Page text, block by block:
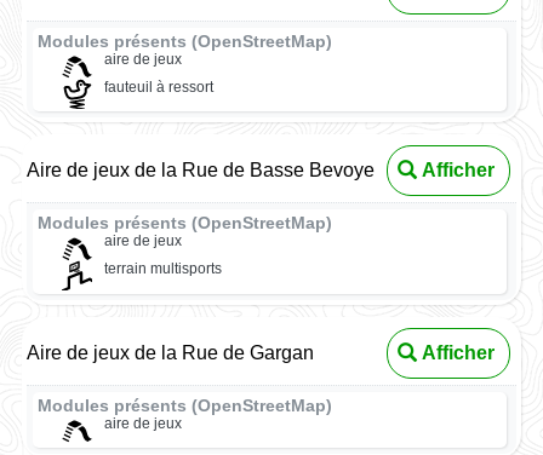
Modules présents (OpenStreetMap)
aire de jeux
fauteuil à ressort
Aire de jeux de la Rue de Basse Bevoye Afficher
Modules présents (OpenStreetMap)
aire de jeux
terrain multisports
Aire de jeux de la Rue de Gargan Afficher
Modules présents (OpenStreetMap)
aire de jeux